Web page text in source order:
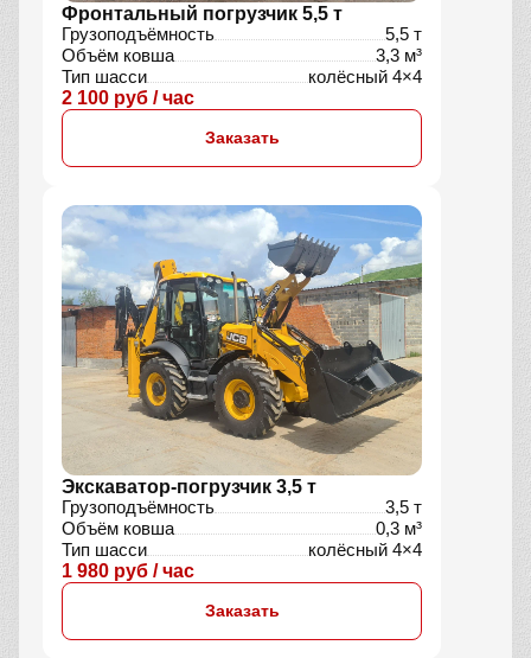
Фронтальный погрузчик 5,5 т
Грузоподъёмность
5,5 т
Объём ковша
3,3 м³
Тип шасси
колёсный 4×4
2 100 руб / час
Заказать
Экскаватор-погрузчик 3,5 т
Грузоподъёмность
3,5 т
Объём ковша
0,3 м³
Тип шасси
колёсный 4×4
1 980 руб / час
Заказать